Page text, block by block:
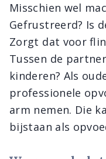
Misschien wel
Gefrustreerd? Is
Zorgt dat voor
Tussen de
kinderen? Als
professionele
arm nemen. Die
bijstaan als